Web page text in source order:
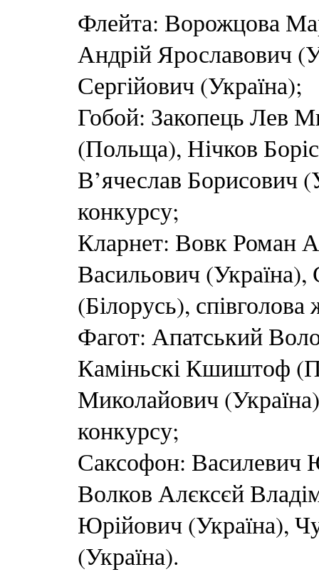
Флейта: Ворожцова
Андрій Ярославович
Сергійович (Україна);
Гобой: Закопець Лев
(Польща), Нічков
В’ячеслав Борисович
конкурсу;
Кларнет: Вовк Роман
Васильович (Україна),
(Білорусь),
Фагот: Апатський
Каміньскі Кшиштоф
Миколайович
конкурсу;
Саксофон: Василевич
Волков Алєксєй
Юрійович (Україна),
(Україна).